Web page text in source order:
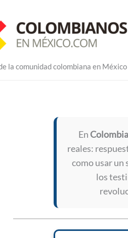
la comunidad colombiana en México
En
reales:
como usar un
los